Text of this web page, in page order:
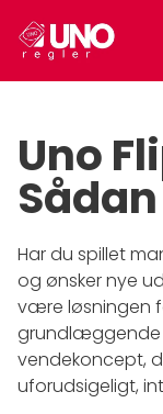
Uno
Har du spillet
og ønsker nye
være løsningen
grundlæggende
vendekoncept,
uforudsigeligt,